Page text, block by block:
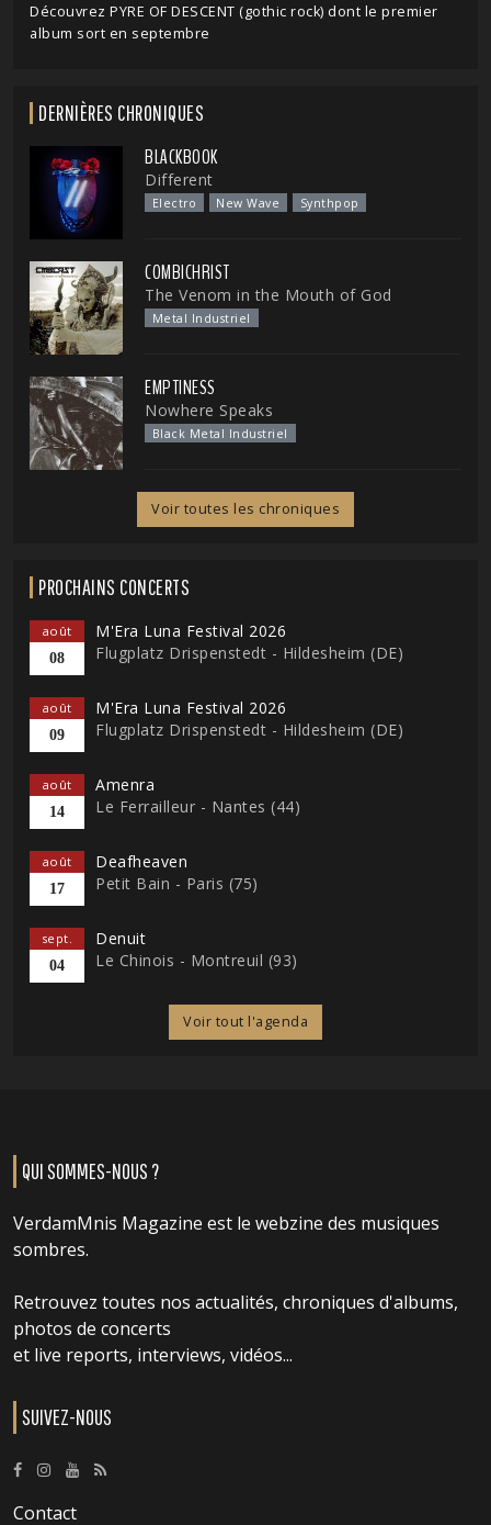
Découvrez PYRE OF DESCENT (gothic rock) dont le premier
album sort en septembre
DERNIÈRES CHRONIQUES
BLACKBOOK
Different
Electro New Wave Synthpop
COMBICHRIST
The Venom in the Mouth of God
Metal Industriel
EMPTINESS
Nowhere Speaks
Black Metal Industriel
Voir toutes les chroniques
PROCHAINS CONCERTS
août
08
M'Era Luna Festival 2026
Flugplatz Drispenstedt - Hildesheim (DE)
août
09
M'Era Luna Festival 2026
Flugplatz Drispenstedt - Hildesheim (DE)
août
14
Amenra
Le Ferrailleur - Nantes (44)
août
17
Deafheaven
Petit Bain - Paris (75)
sept.
04
Denuit
Le Chinois - Montreuil (93)
Voir tout l'agenda
QUI SOMMES-NOUS ?
VerdamMnis Magazine est le webzine des musiques
sombres.
Retrouvez toutes nos actualités, chroniques d'albums,
photos de concerts
et live reports, interviews, vidéos...
SUIVEZ-NOUS
Contact